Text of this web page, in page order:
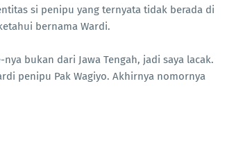
si penipu yang ternyata tidak berada di
bernama Wardi.
bukan dari Jawa Tengah, jadi saya lacak.
penipu Pak Wagiyo. Akhirnya nomornya